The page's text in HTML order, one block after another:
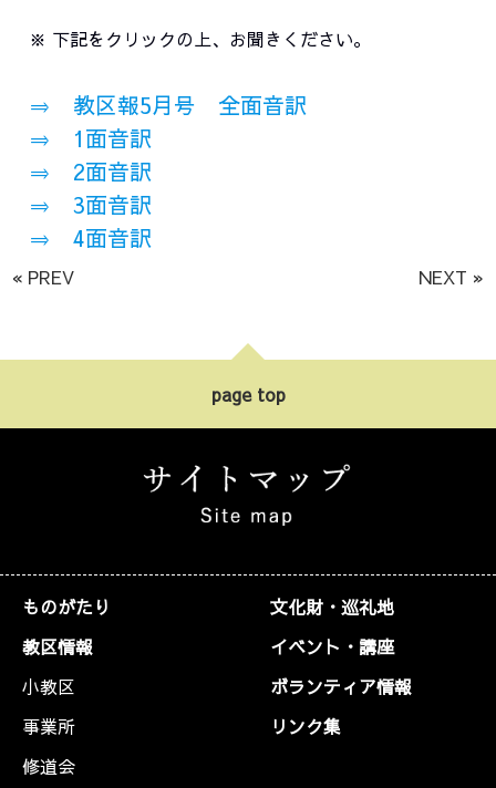
※ 下記をクリックの上、お聞きください。
⇒ 教区報5月号 全面音訳
⇒ 1面音訳
⇒ 2面音訳
⇒ 3面音訳
⇒ 4面音訳
« PREV NEXT »
page top
ものがたり
教区情報
小教区
事業所
修道会
文化財・巡礼地
イベント・講座
ボランティア情報
リンク集